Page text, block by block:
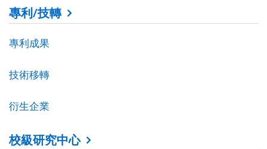
專利/技轉
專利成果
技術移轉
衍生企業
校級研究中心